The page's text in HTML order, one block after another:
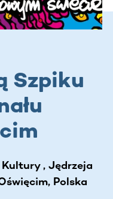
Szpiku
, Jędrzeja
Polska